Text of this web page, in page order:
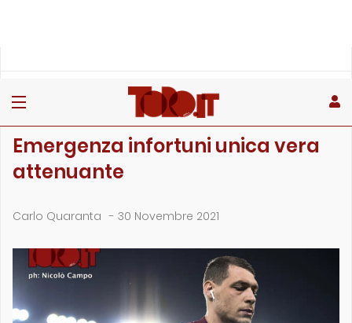
Emergenza infortuni unica vera
attenuante
Carlo Quaranta - 30 Novembre 2021